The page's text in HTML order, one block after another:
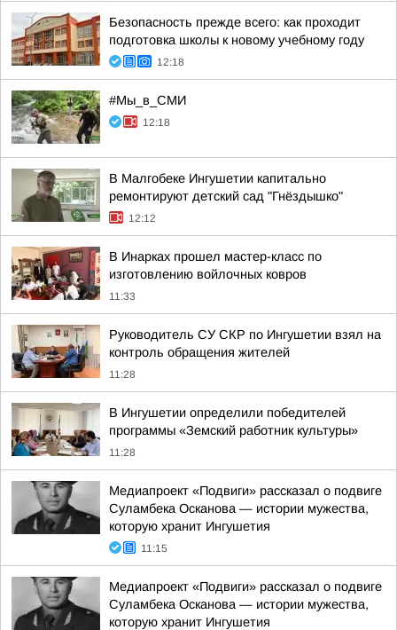
Безопасность прежде всего: как проходит
подготовка школы к новому учебному году
12:18
#Мы_в_СМИ
12:18
В Малгобеке Ингушетии капитально
ремонтируют детский сад "Гнёздышко"
12:12
В Инарках прошел мастер-класс по
изготовлению войлочных ковров
11:33
Руководитель СУ СКР по Ингушетии взял на
контроль обращения жителей
11:28
В Ингушетии определили победителей
программы «Земский работник культуры»
11:28
Медиапроект «Подвиги» рассказал о подвиге
Суламбека Осканова — истории мужества,
которую хранит Ингушетия
11:15
Медиапроект «Подвиги» рассказал о подвиге
Суламбека Осканова — истории мужества,
которую хранит Ингушетия